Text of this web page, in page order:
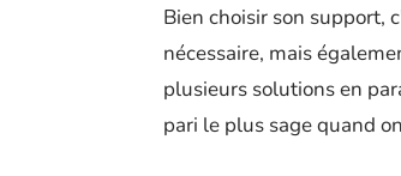
Bien choisir son support,
nécessaire, mais
plusieurs solutions en
pari le plus sage quand